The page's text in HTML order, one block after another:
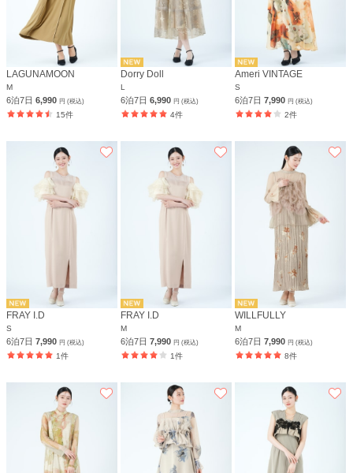
LAGUNAMOON
M
6泊7日 6,990 円 (税込)
15件
Dorry Doll
L
6泊7日6,990円 (税込)
4件
Ameri VINTAGE
S
6泊7日7,990円 (税込)
2件
FRAY I.D
S
6泊7日 7,990 円 (税込)
1件
FRAY I.D
M
6泊7日7,990円 (税込)
1件
WILLFULLY
M
6泊7日7,990円 (税込)
8件